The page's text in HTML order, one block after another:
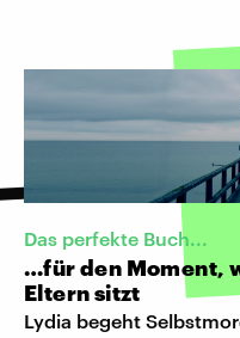
Das perfekte Buch...
…für den Moment,
Eltern sitzt
Lydia begeht